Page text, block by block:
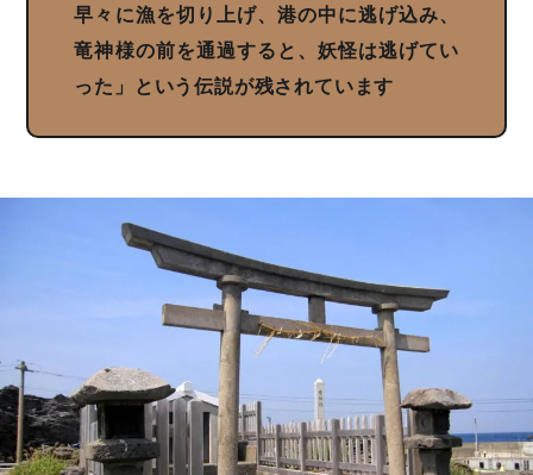
早々に漁を切り上げ、港の中に逃げ込み、
竜神様の前を通過すると、妖怪は逃げてい
った」という伝説が残されています